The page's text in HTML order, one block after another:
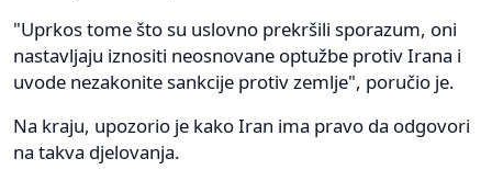
"Uprkos tome što su uslovno prekršili sporazum, oni
nastavljaju iznositi neosnovane optužbe protiv Irana i
uvode nezakonite sankcije protiv zemlje", poručio je.
Na kraju, upozorio je kako Iran ima pravo da odgovori
na takva djelovanja.